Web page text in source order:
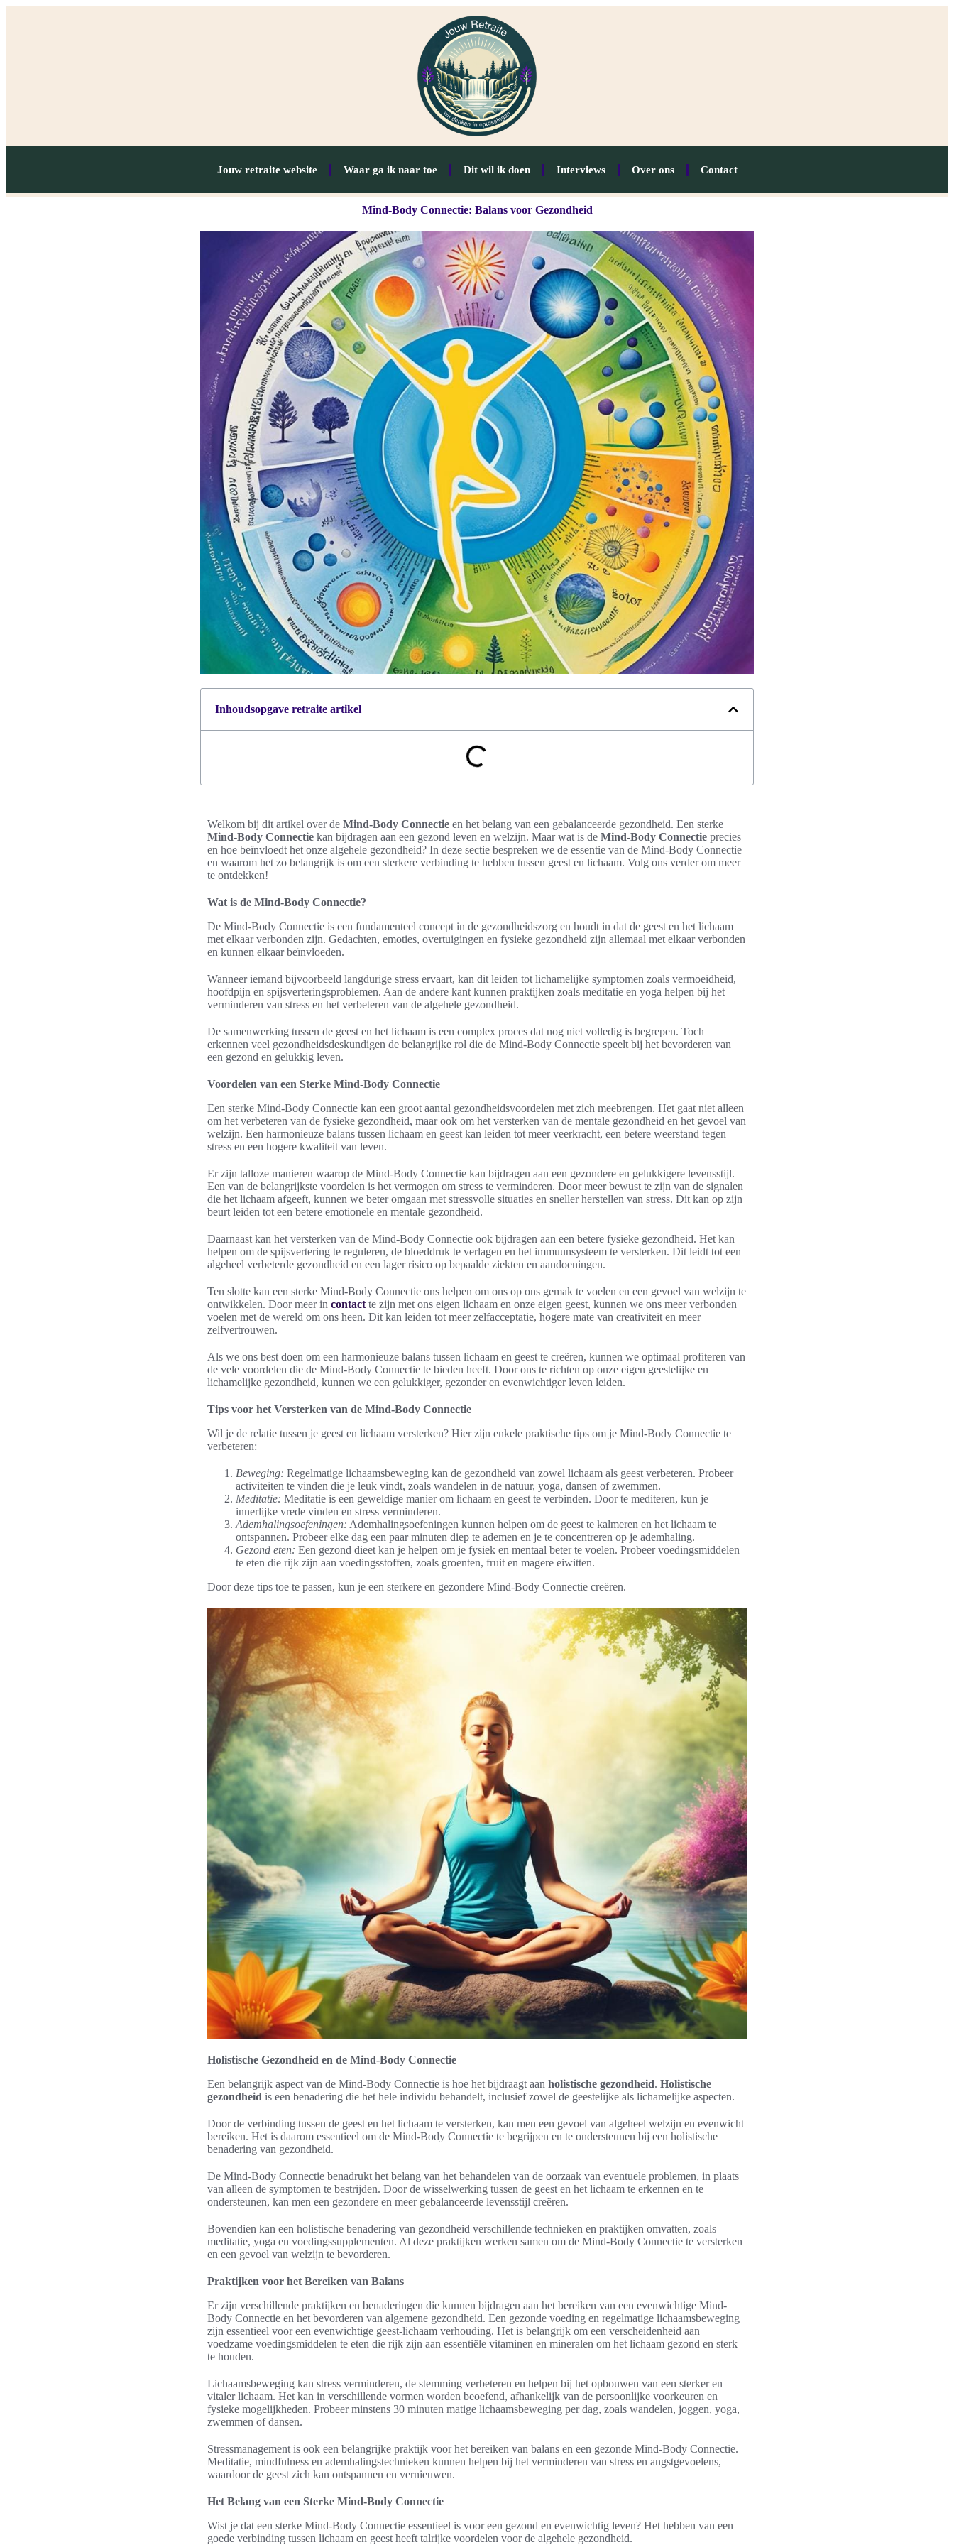
Jouw retraite website Waar ga ik naar toe Dit wil ik doen Interviews Over ons Contact
Mind-Body Connectie: Balans voor Gezondheid
Inhoudsopgave retraite artikel
Welkom bij dit artikel over de Mind-Body Connectie en het belang van een gebalanceerde gezondheid. Een sterke
Mind-Body Connectie kan bijdragen aan een gezond leven en welzijn. Maar wat is de Mind-Body Connectie precies
en hoe beïnvloedt het onze algehele gezondheid? In deze sectie bespreken we de essentie van de Mind-Body Connectie
en waarom het zo belangrijk is om een sterkere verbinding te hebben tussen geest en lichaam. Volg ons verder om meer
te ontdekken!
Wat is de Mind-Body Connectie?
De Mind-Body Connectie is een fundamenteel concept in de gezondheidszorg en houdt in dat de geest en het lichaam
met elkaar verbonden zijn. Gedachten, emoties, overtuigingen en fysieke gezondheid zijn allemaal met elkaar verbonden
en kunnen elkaar beïnvloeden.
Wanneer iemand bijvoorbeeld langdurige stress ervaart, kan dit leiden tot lichamelijke symptomen zoals vermoeidheid,
hoofdpijn en spijsverteringsproblemen. Aan de andere kant kunnen praktijken zoals meditatie en yoga helpen bij het
verminderen van stress en het verbeteren van de algehele gezondheid.
De samenwerking tussen de geest en het lichaam is een complex proces dat nog niet volledig is begrepen. Toch
erkennen veel gezondheidsdeskundigen de belangrijke rol die de Mind-Body Connectie speelt bij het bevorderen van
een gezond en gelukkig leven.
Voordelen van een Sterke Mind-Body Connectie
Een sterke Mind-Body Connectie kan een groot aantal gezondheidsvoordelen met zich meebrengen. Het gaat niet alleen
om het verbeteren van de fysieke gezondheid, maar ook om het versterken van de mentale gezondheid en het gevoel van
welzijn. Een harmonieuze balans tussen lichaam en geest kan leiden tot meer veerkracht, een betere weerstand tegen
stress en een hogere kwaliteit van leven.
Er zijn talloze manieren waarop de Mind-Body Connectie kan bijdragen aan een gezondere en gelukkigere levensstijl.
Een van de belangrijkste voordelen is het vermogen om stress te verminderen. Door meer bewust te zijn van de signalen
die het lichaam afgeeft, kunnen we beter omgaan met stressvolle situaties en sneller herstellen van stress. Dit kan op zijn
beurt leiden tot een betere emotionele en mentale gezondheid.
Daarnaast kan het versterken van de Mind-Body Connectie ook bijdragen aan een betere fysieke gezondheid. Het kan
helpen om de spijsvertering te reguleren, de bloeddruk te verlagen en het immuunsysteem te versterken. Dit leidt tot een
algeheel verbeterde gezondheid en een lager risico op bepaalde ziekten en aandoeningen.
Ten slotte kan een sterke Mind-Body Connectie ons helpen om ons op ons gemak te voelen en een gevoel van welzijn te
ontwikkelen. Door meer in contact te zijn met ons eigen lichaam en onze eigen geest, kunnen we ons meer verbonden
voelen met de wereld om ons heen. Dit kan leiden tot meer zelfacceptatie, hogere mate van creativiteit en meer
zelfvertrouwen.
Als we ons best doen om een harmonieuze balans tussen lichaam en geest te creëren, kunnen we optimaal profiteren van
de vele voordelen die de Mind-Body Connectie te bieden heeft. Door ons te richten op onze eigen geestelijke en
lichamelijke gezondheid, kunnen we een gelukkiger, gezonder en evenwichtiger leven leiden.
Tips voor het Versterken van de Mind-Body Connectie
Wil je de relatie tussen je geest en lichaam versterken? Hier zijn enkele praktische tips om je Mind-Body Connectie te
verbeteren:
Beweging: Regelmatige lichaamsbeweging kan de gezondheid van zowel lichaam als geest verbeteren. Probeer
activiteiten te vinden die je leuk vindt, zoals wandelen in de natuur, yoga, dansen of zwemmen.
Meditatie: Meditatie is een geweldige manier om lichaam en geest te verbinden. Door te mediteren, kun je
innerlijke vrede vinden en stress verminderen.
Ademhalingsoefeningen: Ademhalingsoefeningen kunnen helpen om de geest te kalmeren en het lichaam te
ontspannen. Probeer elke dag een paar minuten diep te ademen en je te concentreren op je ademhaling.
Gezond eten: Een gezond dieet kan je helpen om je fysiek en mentaal beter te voelen. Probeer voedingsmiddelen
te eten die rijk zijn aan voedingsstoffen, zoals groenten, fruit en magere eiwitten.
Door deze tips toe te passen, kun je een sterkere en gezondere Mind-Body Connectie creëren.
Holistische Gezondheid en de Mind-Body Connectie
Een belangrijk aspect van de Mind-Body Connectie is hoe het bijdraagt aan holistische gezondheid. Holistische
gezondheid is een benadering die het hele individu behandelt, inclusief zowel de geestelijke als lichamelijke aspecten.
Door de verbinding tussen de geest en het lichaam te versterken, kan men een gevoel van algeheel welzijn en evenwicht
bereiken. Het is daarom essentieel om de Mind-Body Connectie te begrijpen en te ondersteunen bij een holistische
benadering van gezondheid.
De Mind-Body Connectie benadrukt het belang van het behandelen van de oorzaak van eventuele problemen, in plaats
van alleen de symptomen te bestrijden. Door de wisselwerking tussen de geest en het lichaam te erkennen en te
ondersteunen, kan men een gezondere en meer gebalanceerde levensstijl creëren.
Bovendien kan een holistische benadering van gezondheid verschillende technieken en praktijken omvatten, zoals
meditatie, yoga en voedingssupplementen. Al deze praktijken werken samen om de Mind-Body Connectie te versterken
en een gevoel van welzijn te bevorderen.
Praktijken voor het Bereiken van Balans
Er zijn verschillende praktijken en benaderingen die kunnen bijdragen aan het bereiken van een evenwichtige Mind-
Body Connectie en het bevorderen van algemene gezondheid. Een gezonde voeding en regelmatige lichaamsbeweging
zijn essentieel voor een evenwichtige geest-lichaam verhouding. Het is belangrijk om een verscheidenheid aan
voedzame voedingsmiddelen te eten die rijk zijn aan essentiële vitaminen en mineralen om het lichaam gezond en sterk
te houden.
Lichaamsbeweging kan stress verminderen, de stemming verbeteren en helpen bij het opbouwen van een sterker en
vitaler lichaam. Het kan in verschillende vormen worden beoefend, afhankelijk van de persoonlijke voorkeuren en
fysieke mogelijkheden. Probeer minstens 30 minuten matige lichaamsbeweging per dag, zoals wandelen, joggen, yoga,
zwemmen of dansen.
Stressmanagement is ook een belangrijke praktijk voor het bereiken van balans en een gezonde Mind-Body Connectie.
Meditatie, mindfulness en ademhalingstechnieken kunnen helpen bij het verminderen van stress en angstgevoelens,
waardoor de geest zich kan ontspannen en vernieuwen.
Het Belang van een Sterke Mind-Body Connectie
Wist je dat een sterke Mind-Body Connectie essentieel is voor een gezond en evenwichtig leven? Het hebben van een
goede verbinding tussen lichaam en geest heeft talrijke voordelen voor de algehele gezondheid.